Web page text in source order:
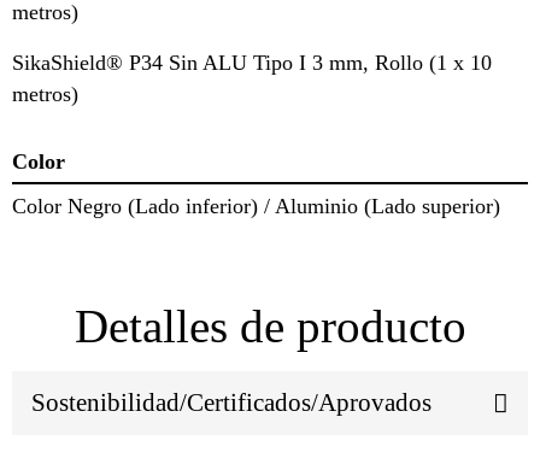
metros)
SikaShield® P34 Sin ALU Tipo I 3 mm, Rollo (1 x 10
metros)
Color
Color Negro (Lado inferior) / Aluminio (Lado superior)
Detalles de producto
Sostenibilidad/Certificados/Aprovados